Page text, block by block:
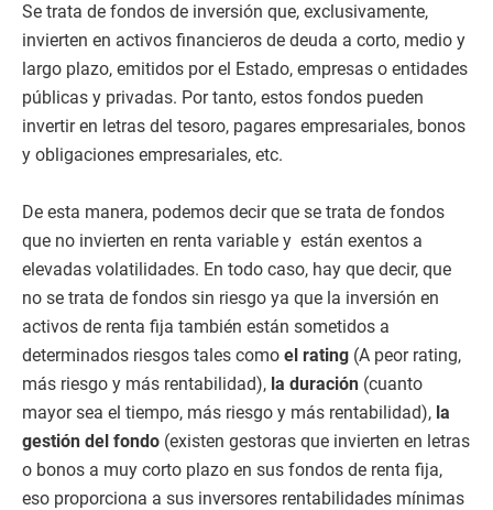
Se trata de fondos de inversión que, exclusivamente,
invierten en activos financieros de deuda a corto, medio y
largo plazo, emitidos por el Estado, empresas o entidades
públicas y privadas. Por tanto, estos fondos pueden
invertir en letras del tesoro, pagares empresariales, bonos
y obligaciones empresariales, etc.
De esta manera, podemos decir que se trata de fondos
que no invierten en renta variable y están exentos a
elevadas volatilidades. En todo caso, hay que decir, que
no se trata de fondos sin riesgo ya que la inversión en
activos de renta fija también están sometidos a
determinados riesgos tales como el rating (A peor rating,
más riesgo y más rentabilidad), la duración (cuanto
mayor sea el tiempo, más riesgo y más rentabilidad), la
gestión del fondo (existen gestoras que invierten en letras
o bonos a muy corto plazo en sus fondos de renta fija,
eso proporciona a sus inversores rentabilidades mínimas